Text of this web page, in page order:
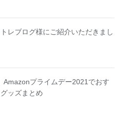
レブログ様にご紹介いただきまし
Amazonプライムデー2021でおす
ッズまとめ